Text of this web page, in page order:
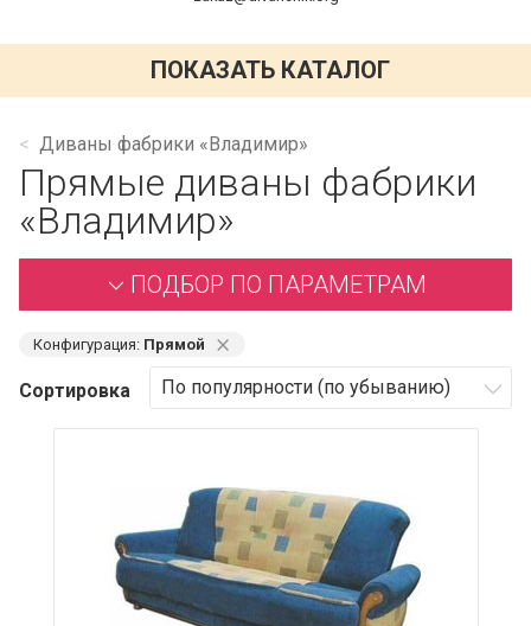
ПОКАЗАТЬ КАТАЛОГ
Диваны фабрики «Владимир»
Прямые диваны фабрики
«Владимир»
ПОДБОР ПО ПАРАМЕТРАМ
Конфигурация: Прямой ⨯
Сортировка